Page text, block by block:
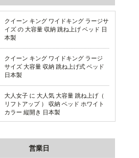
クイーン キング ワイドキング ラージサ
イズ の 大容量 収納 跳ね上げ ベッド 日
本製
クイーン キング ワイドキング ラージ
サイズ 大容量 収納 跳ね上げ式 ベッド
日本製
大人女子 に 大人気 大容量 跳ね上げ（
リフトアップ ） 収納 ベッド ホワイト
カラー 縦開き 日本製
ワイトカラー 縦開き 日本製
営業日